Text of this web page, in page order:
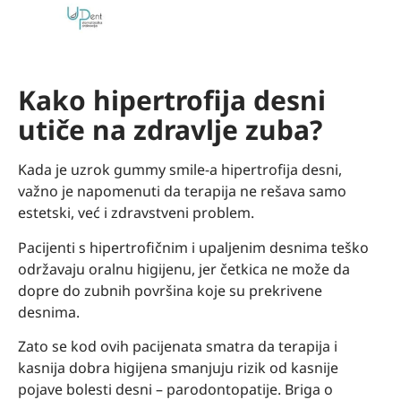
Kako hipertrofija desni
utiče na zdravlje zuba?
Kada je uzrok gummy smile-a hipertrofija desni,
važno je napomenuti da terapija ne rešava samo
estetski, već i zdravstveni problem.
Pacijenti s hipertrofičnim i upaljenim desnima teško
održavaju oralnu higijenu, jer četkica ne može da
dopre do zubnih površina koje su prekrivene
desnima.
Zato se kod ovih pacijenata smatra da terapija i
kasnija dobra higijena smanjuju rizik od kasnije
pojave bolesti desni – parodontopatije. Briga o